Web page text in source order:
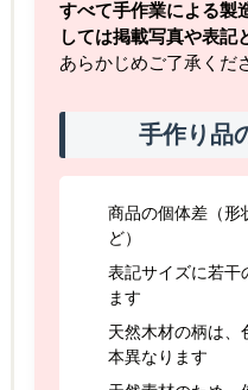
すべて手作業による製
しては掲載写真や表記
あらかじめご了承くだ
手作り品
商品の個体差（形
ど）
表記サイズに若干
ます
天然木材の柄は、
本異なります